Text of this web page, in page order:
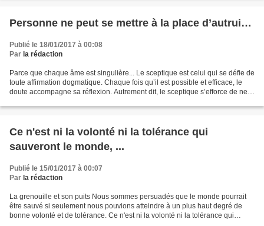
Personne ne peut se mettre à la place d’autrui…
Publié le 18/01/2017 à 00:08
Par la rédaction
Parce que chaque âme est singulière... Le sceptique est celui qui se défie de
toute affirmation dogmatique. Chaque fois qu’il est possible et efficace, le
doute accompagne sa réflexion. Autrement dit, le sceptique s’efforce de ne
Ce n'est ni la volonté ni la tolérance qui
sauveront le monde, ...
Publié le 15/01/2017 à 00:07
Par la rédaction
La grenouille et son puits Nous sommes persuadés que le monde pourrait
être sauvé si seulement nous pouvions atteindre à un plus haut degré de
bonne volonté et de tolérance. Ce n'est ni la volonté ni la tolérance qui